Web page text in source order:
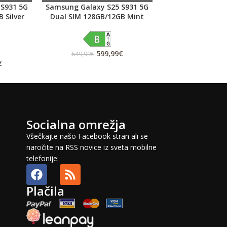
5G
Silver
Samsung Galaxy S25 S931 5G
Dual SIM 128GB/12GB Mint
649,99€ 599,99€
Socialna omrežja
Všečkajte našo Facebook stran ali se
naročite na RSS novice iz sveta mobilne
telefonije:
Plačila